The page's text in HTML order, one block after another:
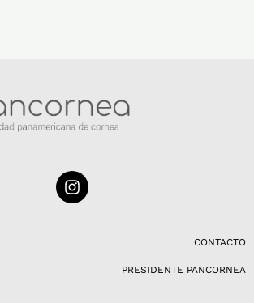
I
n
CONTACTO
PRESIDENTE PANCORNEA